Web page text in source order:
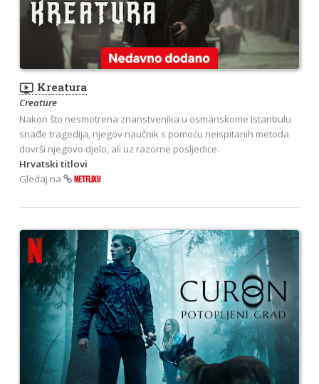
ondemand_video Kreatura
Creature
Nakon što nesmotrena znanstvenika u osmanskome Istanbulu
snađe tragedija, njegov naučnik s pomoću neispitanih metoda
dovrši njegovo djelo, ali uz razorne posljedice.
Hrvatski titlovi
Gledaj na
NETFLIXU